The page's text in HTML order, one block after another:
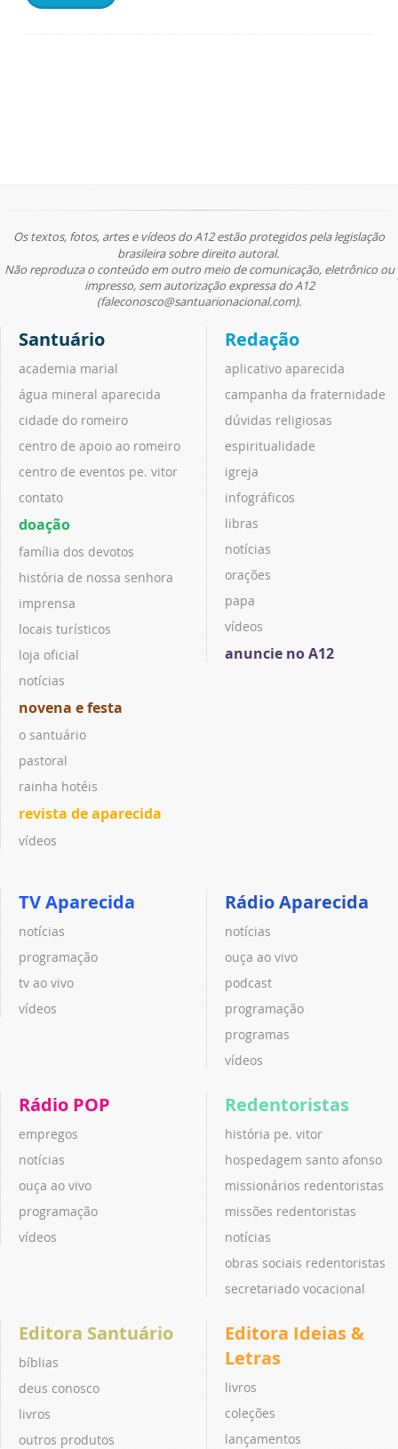
Os textos, fotos, artes e vídeos do A12 estão protegidos pela legislação
brasileira sobre direito autoral.
Não reproduza o conteúdo em outro meio de comunicação, eletrônico ou
impresso, sem autorização expressa do A12
(faleconosco@santuarionacional.com).
Santuário
academia marial
água mineral aparecida
cidade do romeiro
centro de apoio ao romeiro
centro de eventos pe. vitor
contato
doação
família dos devotos
história de nossa senhora
imprensa
locais turísticos
loja oficial
notícias
novena e festa
o santuário
pastoral
rainha hotéis
revista de aparecida
vídeos
Redação
aplicativo aparecida
campanha da fraternidade
dúvidas religiosas
espiritualidade
igreja
infográficos
libras
notícias
orações
papa
vídeos
anuncie no A12
TV Aparecida
notícias
programação
tv ao vivo
vídeos
Rádio Aparecida
notícias
ouça ao vivo
podcast
programação
programas
vídeos
Rádio POP
empregos
notícias
ouça ao vivo
programação
vídeos
Redentoristas
história pe. vitor
hospedagem santo afonso
missionários redentoristas
missões redentoristas
notícias
obras sociais redentoristas
secretariado vocacional
Editora Santuário
bíblias
deus conosco
livros
outros produtos
Editora Ideias &
Letras
livros
coleções
lançamentos